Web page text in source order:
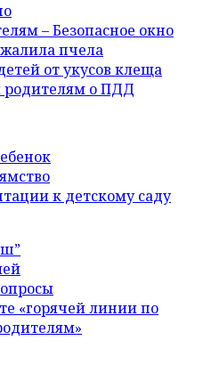
– Безопасное окно
пчела
от укусов клеща
о ПДД
к детскому саду
«горячей линии по